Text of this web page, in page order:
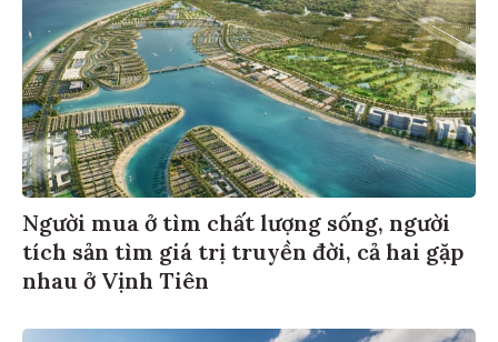
Người mua ở tìm chất lượng sống, người
tích sản tìm giá trị truyền đời, cả hai gặp
nhau ở Vịnh Tiên